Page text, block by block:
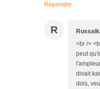
Répondre
R
<br />
peut
disait
dois,